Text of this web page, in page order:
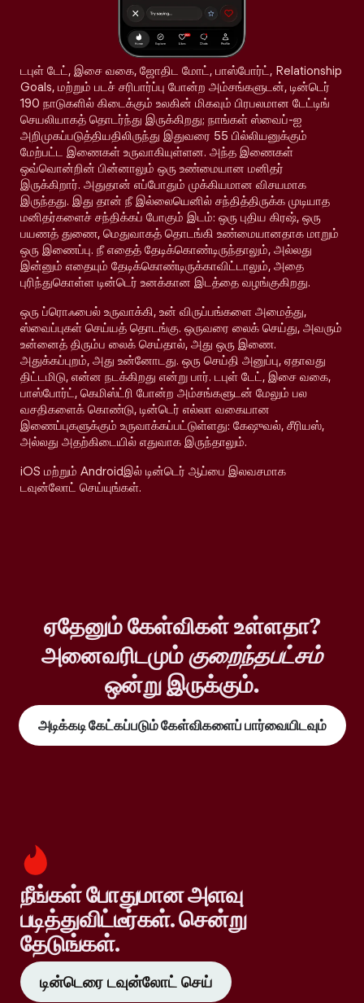
டபுள் டேட், இசை வகை, ஜோதிட மோட், பாஸ்போர்ட், Relationship
Goals, மற்றும் படச் சரிபார்ப்பு போன்ற அம்சங்களுடன், டின்டெர்
190 நாடுகளில் கிடைக்கும் உலகின் மிகவும் பிரபலமான டேட்டிங்
செயலியாகத் தொடர்ந்து இருக்கிறது; நாங்கள் ஸ்வைப்-ஐ
அறிமுகப்படுத்தியதிலிருந்து இதுவரை 55 பில்லியனுக்கும்
மேற்பட்ட இணைகள் உருவாகியுள்ளன. அந்த இணைகள்
ஒவ்வொன்றின் பின்னாலும் ஒரு உண்மையான மனிதர்
இருக்கிறார். அதுதான் எப்போதும் முக்கியமான விசயமாக
இருந்தது. இது தான் நீ இல்லையெனில் சந்தித்திருக்க முடியாத
மனிதர்களைச் சந்திக்கப் போகும் இடம்: ஒரு புதிய கிரஷ், ஒரு
பயணத் துணை, மெதுவாகத் தொடங்கி உண்மையானதாக மாறும்
ஒரு இணைப்பு. நீ எதைத் தேடிக்கொண்டிருந்தாலும், அல்லது
இன்னும் எதையும் தேடிக்கொண்டிருக்காவிட்டாலும், அதை
புரிந்துகொள்ள டின்டெர் உனக்கான இடத்தை வழங்குகிறது.
ஒரு ப்ரொஃபைல் உருவாக்கி, உன் விருப்பங்களை அமைத்து,
ஸ்வைப்புகள் செய்யத் தொடங்கு. ஒருவரை லைக் செய்து, அவரும்
உன்னைத் திரும்ப லைக் செய்தால், அது ஒரு இணை.
அதுக்கப்புறம், அது உன்னோடது. ஒரு செய்தி அனுப்பு, ஏதாவது
திட்டமிடு, என்ன நடக்கிறது என்று பார். டபுள் டேட், இசை வகை,
பாஸ்போர்ட், கெமிஸ்ட்ரி போன்ற அம்சங்களுடன் மேலும் பல
வசதிகளைக் கொண்டு, டின்டெர் எல்லா வகையான
இணைப்புகளுக்கும் உருவாக்கப்பட்டுள்ளது: கேஷுவல், சீரியஸ்,
அல்லது அதற்கிடையில் எதுவாக இருந்தாலும்.
iOS மற்றும் Androidஇல் டின்டெர் ஆப்பை இலவசமாக
டவுன்லோட் செய்யுங்கள்.
ஏதேனும் கேள்விகள் உள்ளதா?
அனைவரிடமும்குறைந்தபட்சம்
ஒன்று இருக்கும்.
அடிக்கடி கேட்கப்படும் கேள்விகளைப் பார்வையிடவும்
நீங்கள் போதுமான அளவு
படித்துவிட்டீர்கள். சென்று
தேடுங்கள்.
டின்டெரை டவுன்லோட் செய்